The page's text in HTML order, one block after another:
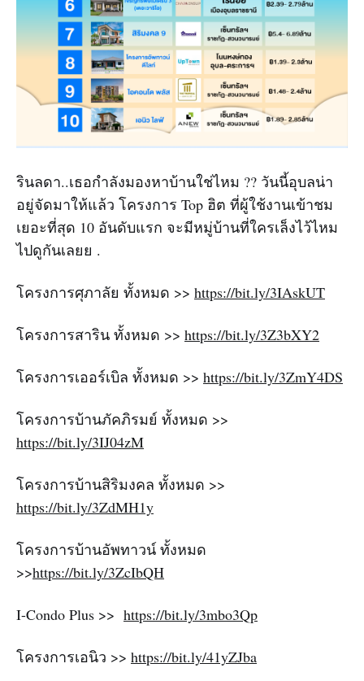
รินลดา..เธอกำลังมองหาบ้านใช่ไหม ?? วันนี้อุบลน่า
อยู่จัดมาให้แล้ว โครงการ Top ฮิต ที่ผู้ใช้งานเข้าชม
เยอะที่สุด 10 อันดับแรก จะมีหมู่บ้านที่ใครเล็งไว้ไหม
ไปดูกันเลยย .
โครงการศุภาลัย ทั้งหมด >> https://bit.ly/3IAskUT
โครงการสาริน ทั้งหมด >> https://bit.ly/3Z3bXY2
โครงการเออร์เบิล ทั้งหมด >> https://bit.ly/3ZmY4DS
โครงการบ้านภัคภิรมย์ ทั้งหมด >>
https://bit.ly/3IJ04zM
โครงการบ้านสิริมงคล ทั้งหมด >>
https://bit.ly/3ZdMH1y
โครงการบ้านอัพทาวน์ ทั้งหมด
>>https://bit.ly/3ZcIbQH
I-Condo Plus >> https://bit.ly/3mbo3Qp
โครงการเอนิว >> https://bit.ly/41yZJba